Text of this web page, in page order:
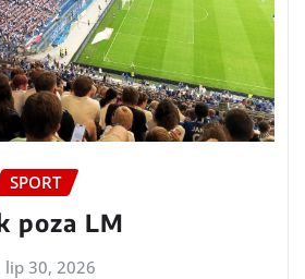
SPORT
poza LM
lip 30, 2026